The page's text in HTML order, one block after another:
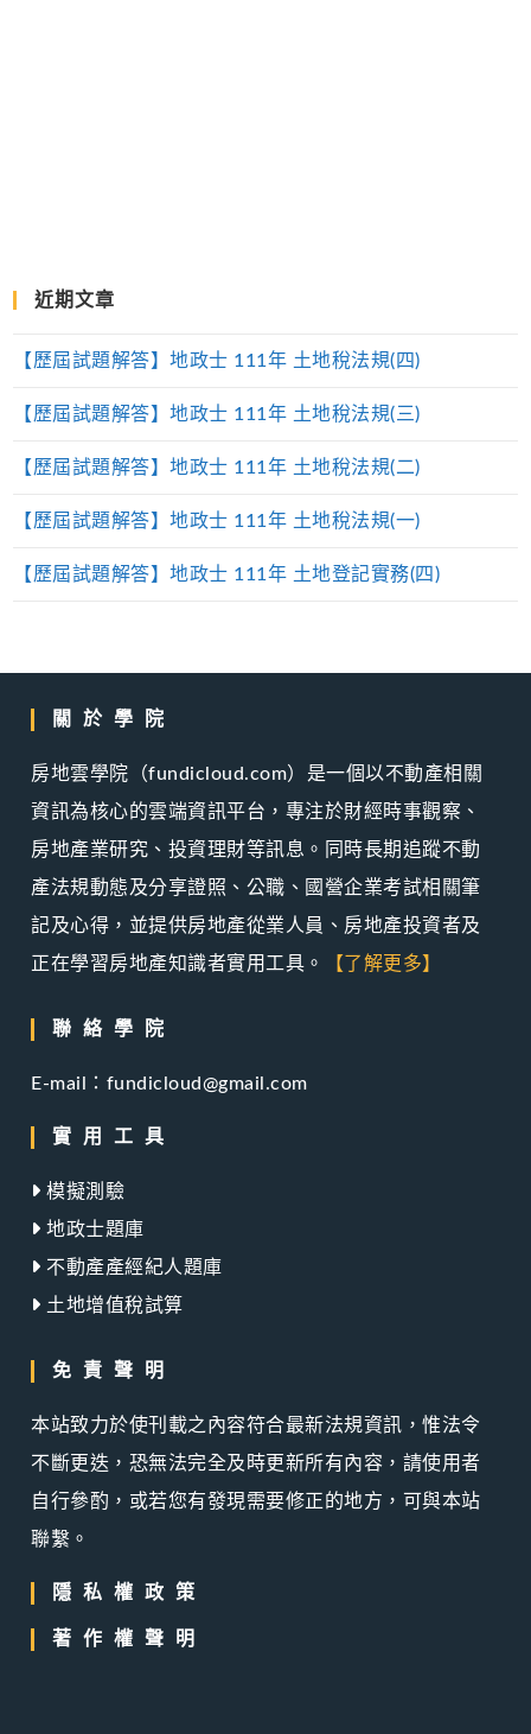
近期文章
【歷屆試題解答】地政士 111年 土地稅法規(四)
【歷屆試題解答】地政士 111年 土地稅法規(三)
【歷屆試題解答】地政士 111年 土地稅法規(二)
【歷屆試題解答】地政士 111年 土地稅法規(一)
【歷屆試題解答】地政士 111年 土地登記實務(四)
關於學院
房地雲學院（fundicloud.com）是一個以不動產相關
資訊為核心的雲端資訊平台，專注於財經時事觀察、
房地產業研究、投資理財等訊息。同時長期追蹤不動
產法規動態及分享證照、公職、國營企業考試相關筆
記及心得，並提供房地產從業人員、房地產投資者及
正在學習房地產知識者實用工具。
【了解更多】
聯絡學院
E-mail：fundicloud@gmail.com
實用工具
模擬測驗
地政士題庫
不動產產經紀人題庫
土地增值稅試算
免責聲明
本站致力於使刊載之內容符合最新法規資訊，惟法令
不斷更迭，恐無法完全及時更新所有內容，請使用者
自行參酌，或若您有發現需要修正的地方，可與本站
聯繫。
隱私權政策
著作權聲明